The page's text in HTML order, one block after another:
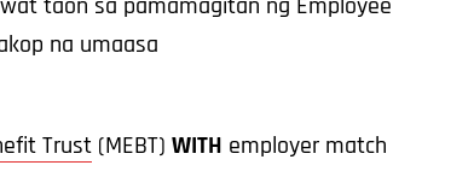
taon sa pamamagitan ng Employee
na umaasa
Trust (MEBT) WITH employer match